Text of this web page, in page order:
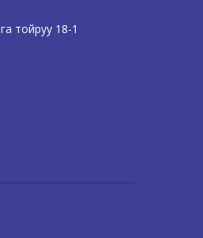
тойруу 18-1